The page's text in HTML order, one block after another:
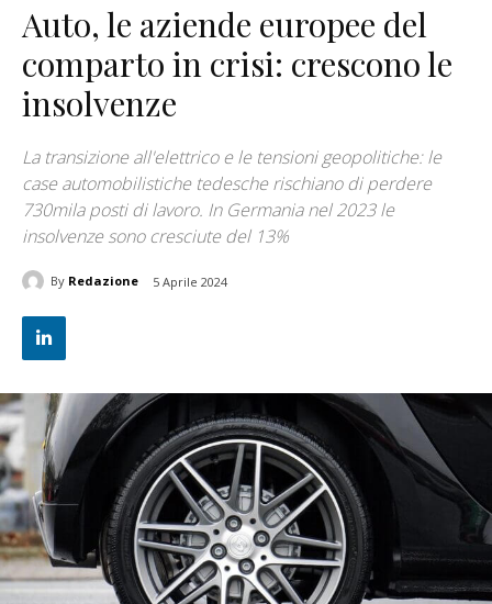
Auto, le aziende europee del
comparto in crisi: crescono le
insolvenze
La transizione all'elettrico e le tensioni geopolitiche: le
case automobilistiche tedesche rischiano di perdere
730mila posti di lavoro. In Germania nel 2023 le
insolvenze sono cresciute del 13%
By Redazione 5 Aprile 2024